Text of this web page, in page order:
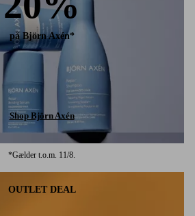
på Björn Axén*
Shop Björn Axén
*Gælder t.o.m. 11/8.
OUTLET DEAL